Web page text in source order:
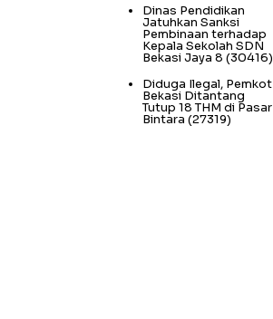
Dinas Pendidikan
Jatuhkan Sanksi
Pembinaan terhadap
Kepala Sekolah SDN
Bekasi Jaya 8 (30416)
Diduga Ilegal, Pemkot
Bekasi Ditantang
Tutup 18 THM di Pasar
Bintara (27319)